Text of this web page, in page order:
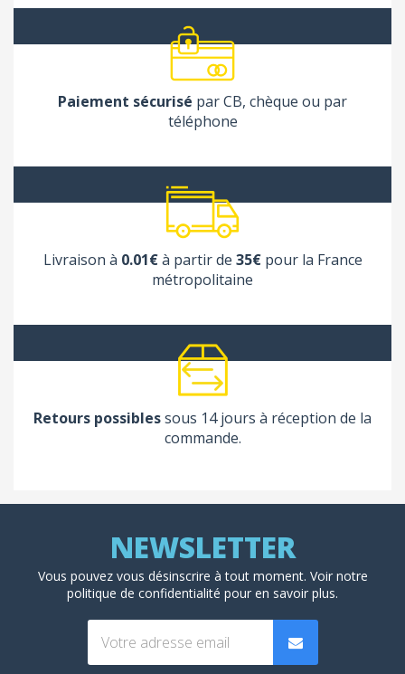
Paiement sécurisé par CB, chèque ou par
téléphone
Livraison à 0.01€à partir de 35€pour la France
métropolitaine
Retours possiblessous 14 jours à réception de la
commande.
Vous pouvez vous désinscrire à tout moment. Voir notre
politique de confidentialité pour en savoir plus.